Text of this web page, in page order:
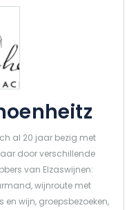
al 20 jaar bezig met
door verschillende
van Elzaswijnen:
wijnroute met
wijn, groepsbezoeken,